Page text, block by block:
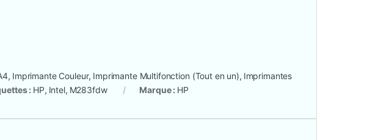
, Imprimante Couleur, Imprimante Multifonction (Tout en un), Imprimantes
: HP, Intel, M283fdw Marque : HP